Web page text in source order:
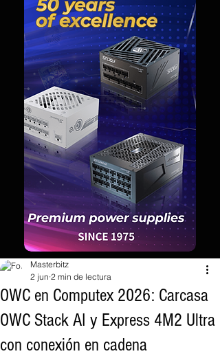
OWC en Computex 2026: Carcasa
OWC Stack AI y Express 4M2 Ultra
con conexión en cadena
Masterbitz
2 jun 2 min de lectura